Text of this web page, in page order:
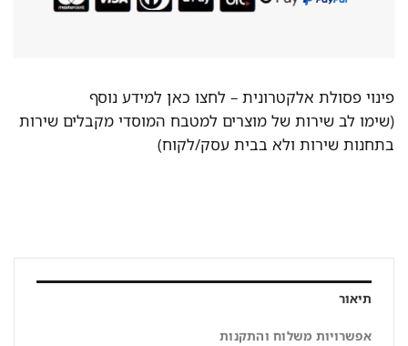
פינוי פסולת אלקטרונית –לחצו כאן למידע נוסף
(שימו לב שירות של מוצרים למטבח המוסדי מקבלים שירות
בתחנות שירות ולא בבית עסק/לקוח)
תיאור
אפשרויות משלוח והתקנות